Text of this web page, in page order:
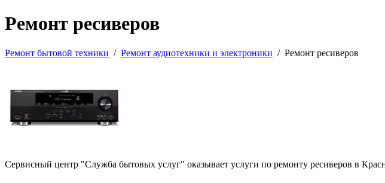
Ремонт ресиверов
Ремонт бытовой техники / Ремонт аудиотехники и электроники / Ремонт ресиверов
Сервисный центр "Служба бытовых услуг" оказывает услуги по ремонту ресиверов в